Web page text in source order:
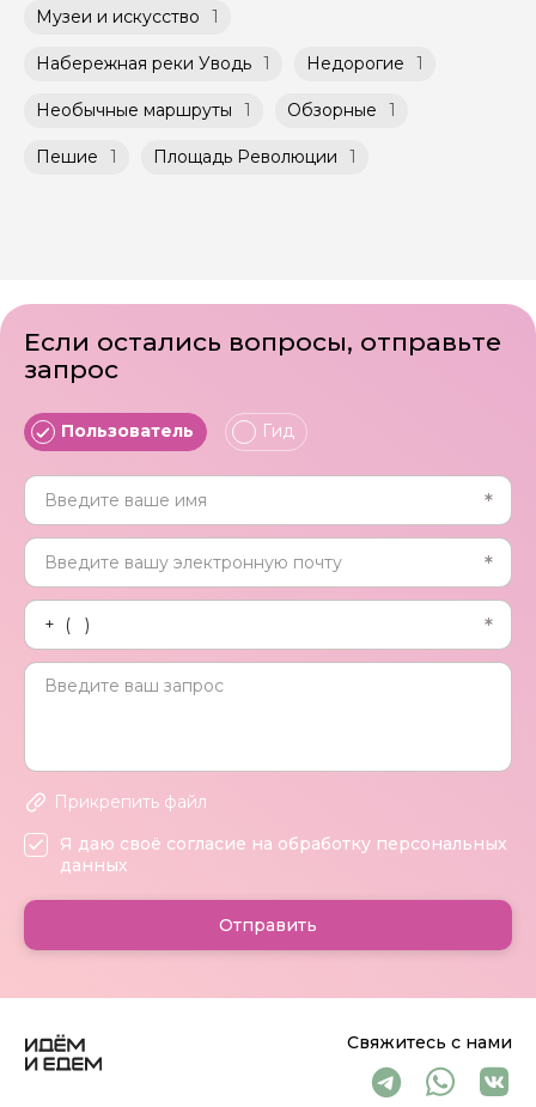
Агрегатором дополнительного соглашения
к Оферте Сервиса.
Способы оплаты на сайте: Картой
российского банка можно оплатить любую
экскурсию.
условиях, что и групповые, но с количество
участников ограничено (группа может быть
Музеи и искусство 1
Набережная реки Уводь 1 Недорогие 1
Необычные маршруты 1 Обзорные 1
Пешие 1 Площадь Революции 1
Свяжитесь с нами
Если остались вопросы, отправьте
запрос
Пользователь Гид
Прикрепить файл
Я даю своё согласие на обработку персональных
данных
Отправить